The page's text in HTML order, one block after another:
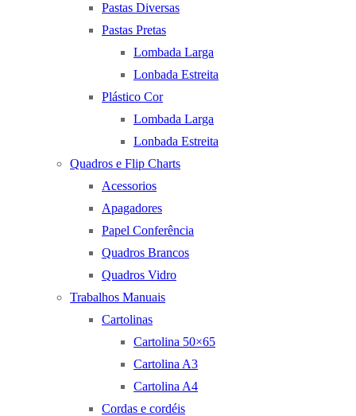
Pastas Diversas
Pastas Pretas
Lombada Larga
Lonbada Estreita
Plástico Cor
Lombada Larga
Lonbada Estreita
Quadros e Flip Charts
Acessorios
Apagadores
Papel Conferência
Quadros Brancos
Quadros Vidro
Trabalhos Manuais
Cartolinas
Cartolina 50×65
Cartolina A3
Cartolina A4
Cordas e cordéis